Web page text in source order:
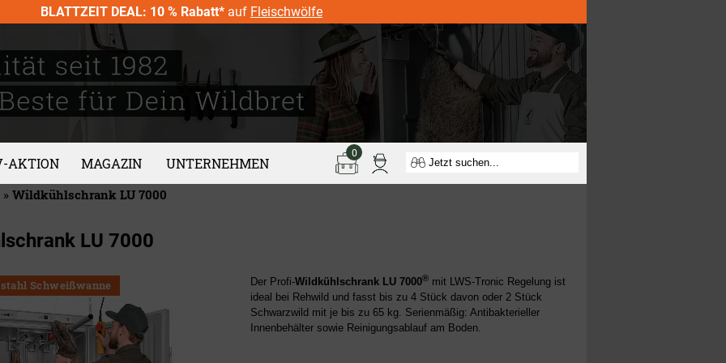
BLATTZEIT DEAL: 10 % Rabatt* auf Fleischwölfe
AKTION MAGAZIN UNTERNEHMEN
0
» Wildkühlschrank LU 7000
LU 7000
Schweißwanne Der Profi-Wildkühlschrank LU 7000® mit LWS-Tronic Regelung ist
ideal bei Rehwild und fasst bis zu 4 Stück davon oder 2 Stück
Schwarzwild mit je bis zu 65 kg. Serienmäßig: Antibakterieller
Innenbehälter sowie Reinigungsablauf am Boden.